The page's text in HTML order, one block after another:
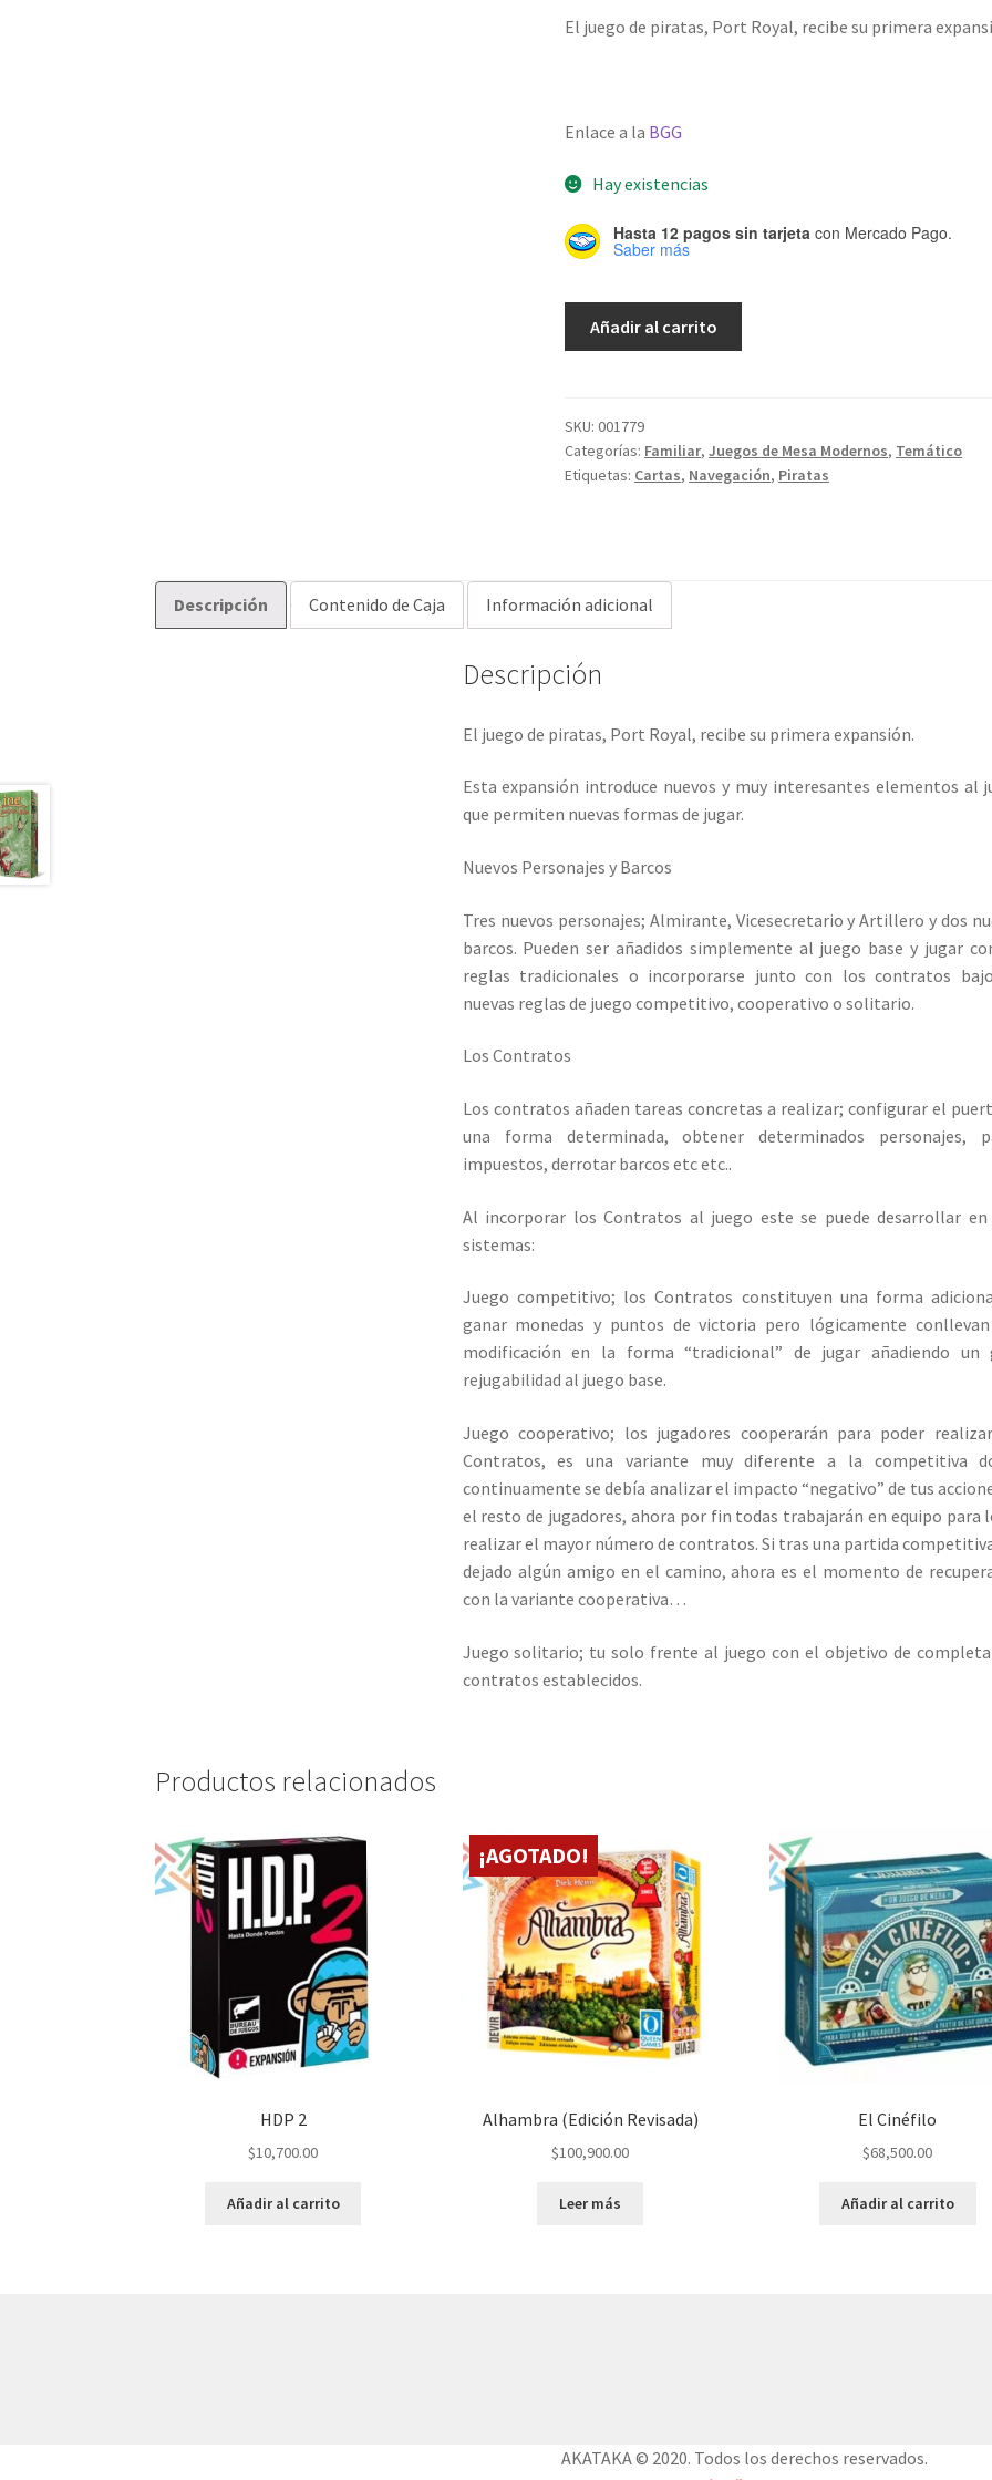
El juego de piratas, Port Royal, recibe su primera
Enlace a la BGG
Hay existencias
Hasta 12 pagos sin tarjeta con Mercado Pago.
Saber más
Hora
de
cumplir
Añadir al carrito
SKU:001779
Categorías: Familiar,Juegos de Mesa Modernos, Temático
Etiquetas: Cartas, Navegación, Piratas
Descripción Contenido de Caja Información adicional
Descripción
El juego de piratas, Port Royal, recibe su primera expansión.
Esta expansión introduce nuevos y muy interesantes elementos al
que permiten nuevas formas de jugar.
Nuevos Personajes y Barcos
Tres nuevos personajes; Almirante, Vicesecretario y Artillero y dos
barcos. Pueden ser añadidos simplemente al juego base y jugar
reglas tradicionales o incorporarse junto con los contratos
nuevas reglas de juego competitivo, cooperativo o solitario.
Los Contratos
Los contratos añaden tareas concretas a realizar; configurar el
una forma determinada, obtener determinados personajes,
impuestos, derrotar barcos etc etc..
Al incorporar los Contratos al juego este se puede desarrollar
sistemas:
Juego competitivo; los Contratos constituyen una forma
ganar monedas y puntos de victoria pero lógicamente
modificación en la forma “tradicional” de jugar añadiendo un
rejugabilidad al juego base.
Juego cooperativo; los jugadores cooperarán para poder
Contratos, es una variante muy diferente a la competitiva
continuamente se debía analizar el impacto “negativo” de tus
el resto de jugadores, ahora por fin todas trabajarán en equipo para
realizar el mayor número de contratos. Si tras una partida
dejado algún amigo en el camino, ahora es el momento de
con la variante cooperativa…
Juego solitario; tu solo frente al juego con el objetivo de
contratos establecidos.
Productos relacionados
HDP 2
$10,700.00
Añadir al carrito
¡AGOTADO!
Alhambra (Edición Revisada)
$100,900.00
Leer más
El Cinéfilo
$68,500.00
Añadir al carrito
AKATAKA © 2020. Todos los derechos reservados.